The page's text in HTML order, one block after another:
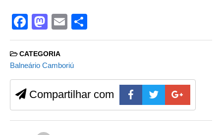
F
a
c
e
b
o
o
M
a
st
o
d
o
n
E
m h
CATEGORIA
Balneário Camboriú
Compartilhar com